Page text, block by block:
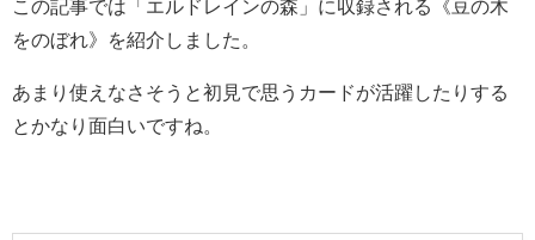
この記事では「エルドレインの森」に収録される《豆の木
をのぼれ》を紹介しました。
あまり使えなさそうと初見で思うカードが活躍したりする
とかなり面白いですね。